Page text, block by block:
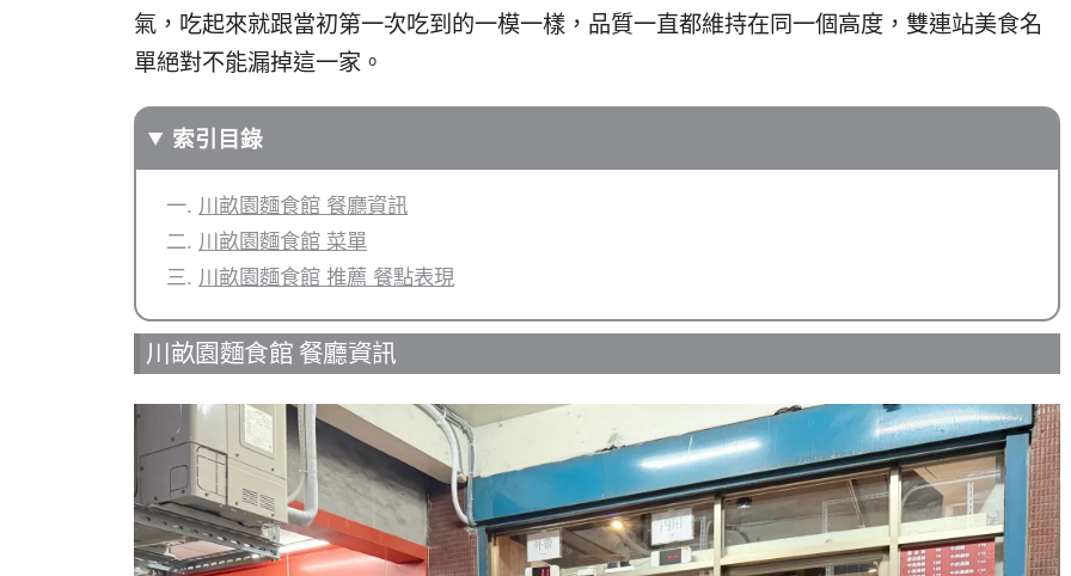
氣，吃起來就跟當初第一次吃到的一模一樣，品質一直都維持在同一個高度，雙連站美食名
單絕對不能漏掉這一家。
索引目錄
川畝園麵食館 餐廳資訊
川畝園麵食館 菜單
川畝園麵食館 推薦 餐點表現
川畝園麵食館 餐廳資訊